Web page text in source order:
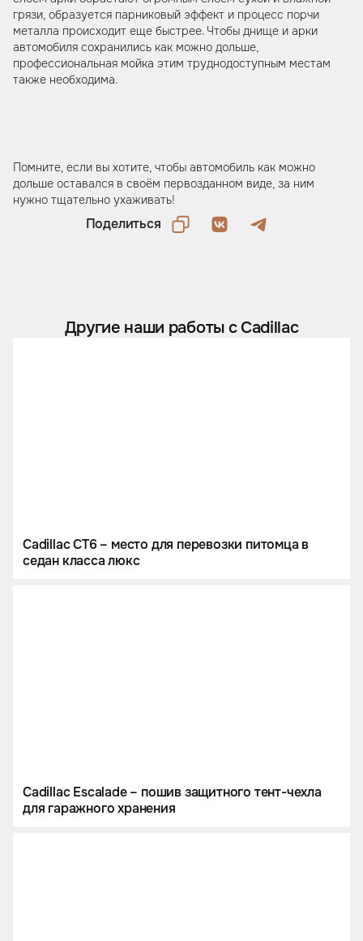
грязи, образуется парниковый эффект и процесс порчи
металла происходит еще быстрее. Чтобы днище и арки
автомобиля сохранились как можно дольше,
профессиональная мойка этим труднодоступным местам
также необходима.
Помните, если вы хотите, чтобы автомобиль как можно
дольше оставался в своём первозданном виде, за ним
нужно тщательно ухаживать!
Поделиться
Другие наши работы с Cadillac
Cadillac CT6 – место для перевозки питомца в
седан класса люкс
Cadillac Escalade – пошив защитного тент-чехла
для гаражного хранения